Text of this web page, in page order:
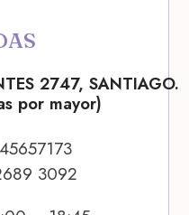
2747, SANTIAGO.
por mayor)
3092